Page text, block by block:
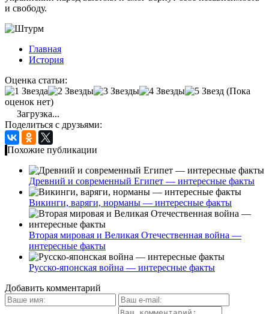
и свободу.
Главная
История
Оценка статьи:
(Пока
оценок нет)
Загрузка...
Поделиться с друзьями:
Похожие публикации
Древний и современный Египет — интересные факты
Викинги, варяги, норманы — интересные факты
Вторая мировая и Великая Отечественная война —
интересные факты
Русско-японская война — интересные факты
Добавить комментарий